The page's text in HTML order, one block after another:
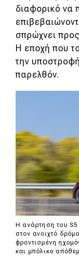
διαφορικό να
σπρώχνει
Η εποχή που
την
παρελθόν.
Η ανάρτηση του S5
στον ανοιχτό
φροντισμένη
και μπόλικο